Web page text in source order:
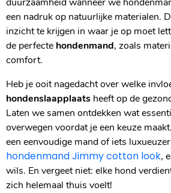
een nadruk op natuurlijke materialen.
inzicht te krijgen in waar je op moet
de perfecte hondenmand, zoals
comfort.
Heb je ooit nagedacht over welke
hondenslaapplaats heeft op de
Laten we samen ontdekken wat
overwegen voordat je een keuze
een eenvoudige mand of iets
hondenmand Jimmy cotton look,
wils. En vergeet niet: elke hond
zich helemaal thuis voelt!